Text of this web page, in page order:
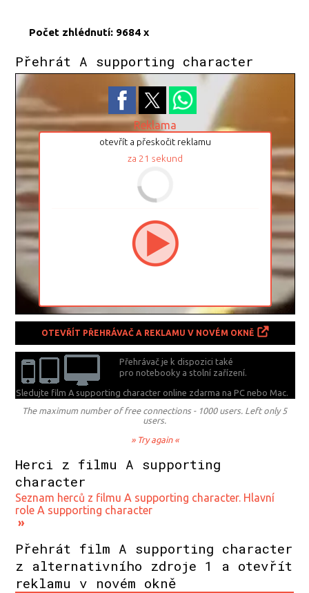
Počet zhlédnutí: 9684 x
Přehrát A supporting character
Reklama
otevřít a přeskočit reklamu
za 20 sekund
OTEVŘÍT PŘEHRÁVAČ A REKLAMU V NOVÉM OKNĚ
Přehrávač je k dispozici také
pro notebooky a stolní zařízení.
Sledujte film A supporting character online zdarma naPC nebo Mac.
The maximum number of free connections - 1000 users. Left only 5
users.
» Try again «
Herci z filmu A supporting
character
Seznam herců z filmu A supporting character. Hlavní
role A supporting character
»
Přehrát film A supporting character
z alternativního zdroje 1 a otevřít
reklamu v novém okně